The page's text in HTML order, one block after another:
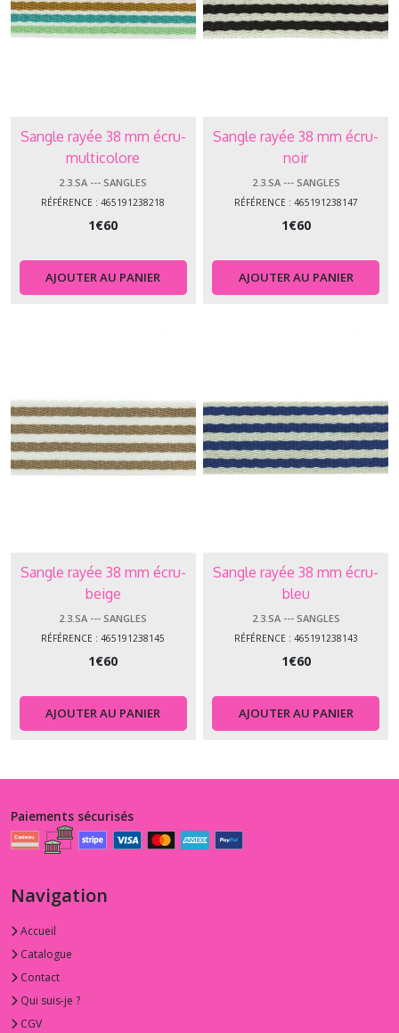
Sangle rayée 38 mm écru-
multicolore
2.3.SA --- SANGLES
RÉFÉRENCE : 465191238218
1€60
AJOUTER AU PANIER
Sangle rayée 38 mm écru-
noir
2.3.SA --- SANGLES
RÉFÉRENCE : 465191238147
1€60
AJOUTER AU PANIER
Sangle rayée 38 mm écru-
beige
2.3.SA --- SANGLES
RÉFÉRENCE : 465191238145
1€60
AJOUTER AU PANIER
Sangle rayée 38 mm écru-
bleu
2.3.SA --- SANGLES
RÉFÉRENCE : 465191238143
1€60
AJOUTER AU PANIER
Paiements sécurisés
Navigation
Accueil
Catalogue
Contact
Qui suis-je ?
CGV